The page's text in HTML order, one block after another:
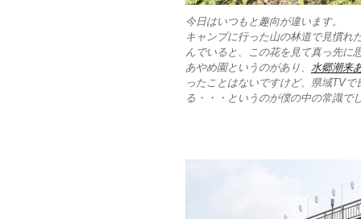
今日はいつもと趣向が違います。
キャンプに行った山の林道で見慣れ
んでいると、この花を見て真っ先に
あやめ園というのがあり、 水郷潮来
ったことはないですけど、県域TV
る・・・というのが僕の中の常識で